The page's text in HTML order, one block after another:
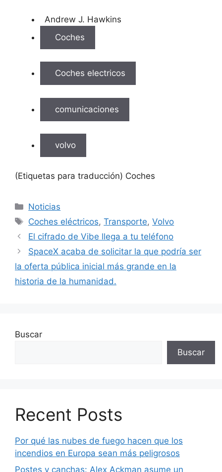
Andrew J. Hawkins
Coches
Coches electricos
comunicaciones
volvo
(Etiquetas para traducción) Coches
Categorías
Noticias
Etiquetas
Coches eléctricos,Transporte,Volvo
El cifrado de Vibe llega a tu teléfono
SpaceX acaba de solicitar la que podría ser
la oferta pública inicial más grande en la
historia de la humanidad.
Buscar
Buscar
Recent Posts
Por qué las nubes de fuego hacen que los
incendios en Europa sean más peligrosos
Postes y canchas: Alex Ackman asume un